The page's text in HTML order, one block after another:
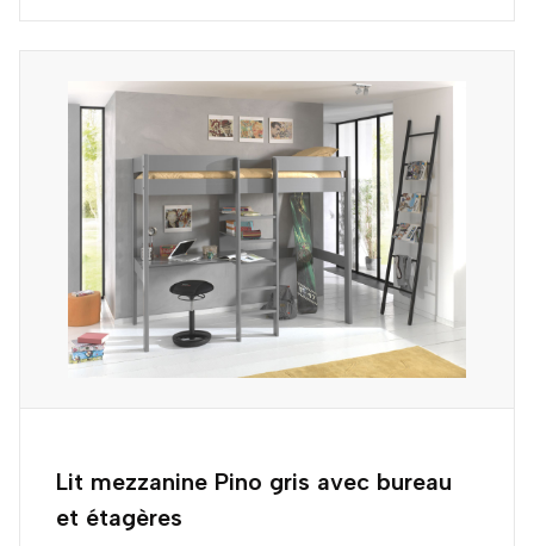
Lit mezzanine Pino gris avec bureau
et étagères